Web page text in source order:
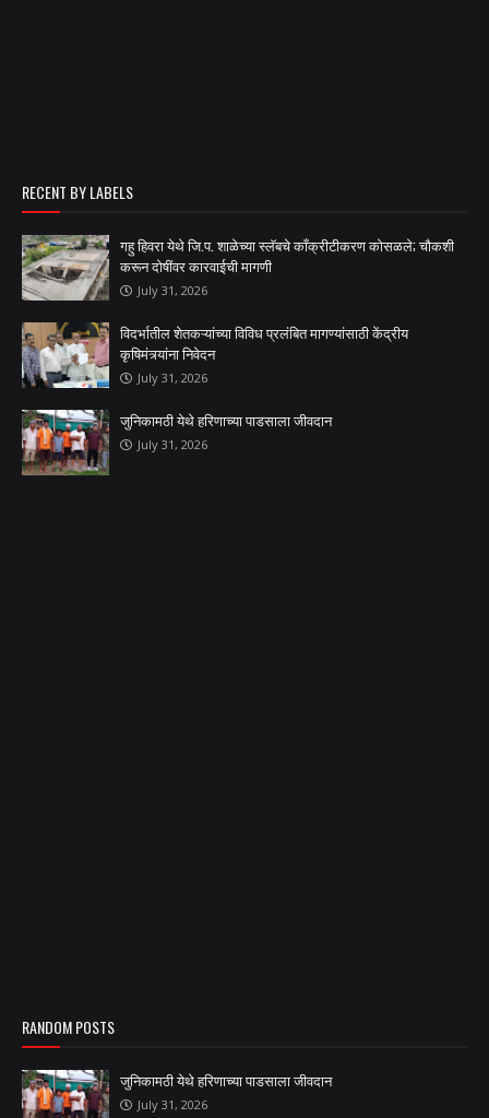
RECENT BY LABELS
गहु हिवरा येथे जि.प. शाळेच्या स्लॅबचे काँक्रीटीकरण कोसळले; चौकशी
करून दोषींवर कारवाईची मागणी
July 31, 2026
विदर्भातील शेतकऱ्यांच्या विविध प्रलंबित मागण्यांसाठी केंद्रीय
कृषिमंत्र्यांना निवेदन
July 31, 2026
जुनिकामठी येथे हरिणाच्या पाडसाला जीवदान
July 31, 2026
RANDOM POSTS
जुनिकामठी येथे हरिणाच्या पाडसाला जीवदान
July 31, 2026